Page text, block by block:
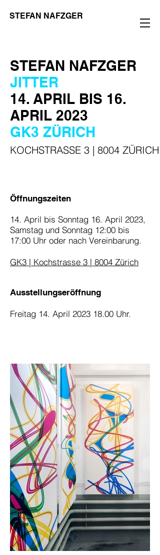
STEFAN NAFZGER
STEFAN NAFZGER
JITTER
14. APRIL BIS 16.
APRIL 2023
GK3 ZÜRICH
KOCHSTRASSE 3 | 8004 ZÜRICH
Öffnungszeiten
14. April bis Sonntag 16. April 2023,
Samstag und Sonntag 12:00 bis
17:00 Uhr oder nach Vereinbarung.
GK3 | Kochstrasse 3 | 8004 Zürich
Ausstellungseröffnung
Freitag 14. April 2023 18.00 Uhr.